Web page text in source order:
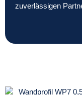
zuverlässigen
Dieses